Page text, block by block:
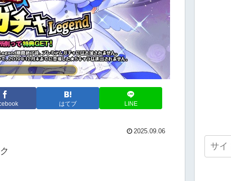
はてブ LINE
2025.09.06